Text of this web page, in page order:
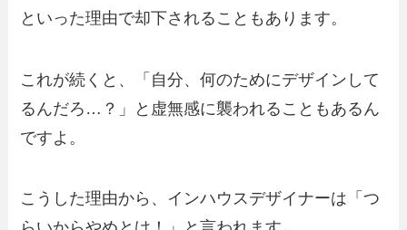
といった理由で却下されることもあります。
これが続くと、「自分、何のためにデザインして
るんだろ…？」と虚無感に襲われることもあるん
ですよ。
こうした理由から、インハウスデザイナーは「つ